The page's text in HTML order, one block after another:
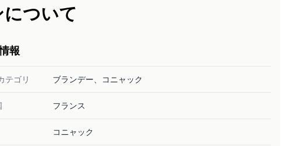
ついて
報
テゴリ ブランデー、コニャック
フランス
コニャック